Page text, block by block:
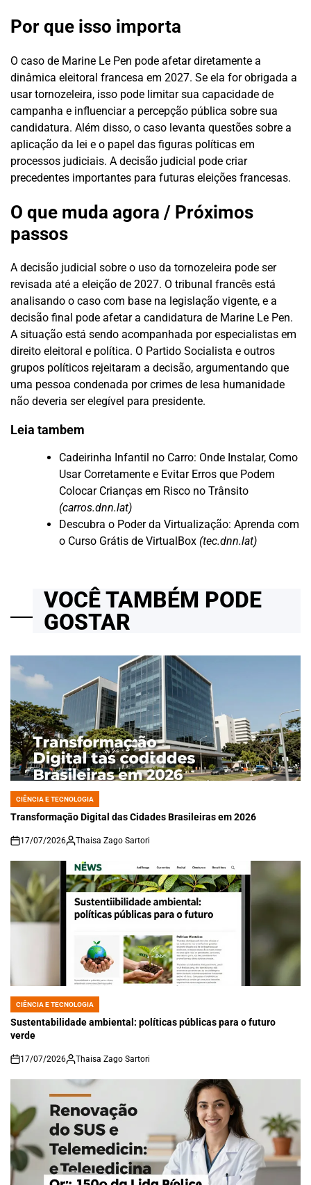
Por que isso importa
O caso de Marine Le Pen pode afetar diretamente a
dinâmica eleitoral francesa em 2027. Se ela for obrigada a
usar tornozeleira, isso pode limitar sua capacidade de
campanha e influenciar a percepção pública sobre sua
candidatura. Além disso, o caso levanta questões sobre a
aplicação da lei e o papel das figuras políticas em
processos judiciais. A decisão judicial pode criar
precedentes importantes para futuras eleições francesas.
O que muda agora / Próximos
passos
A decisão judicial sobre o uso da tornozeleira pode ser
revisada até a eleição de 2027. O tribunal francês está
analisando o caso com base na legislação vigente, e a
decisão final pode afetar a candidatura de Marine Le Pen.
A situação está sendo acompanhada por especialistas em
direito eleitoral e política. O Partido Socialista e outros
grupos políticos rejeitaram a decisão, argumentando que
uma pessoa condenada por crimes de lesa humanidade
não deveria ser elegível para presidente.
Leia tambem
Cadeirinha Infantil no Carro: Onde Instalar, Como
Usar Corretamente e Evitar Erros que Podem
Colocar Crianças em Risco no Trânsito
(carros.dnn.lat)
Descubra o Poder da Virtualização: Aprenda com
o Curso Grátis de VirtualBox (tec.dnn.lat)
VOCÊ TAMBÉM PODE
GOSTAR
POSTED
IN
CIÊNCIA E TECNOLOGIA
Transformação Digital das Cidades Brasileiras em 2026
on
17/07/2026 Thaisa Zago Sartori
POSTED
IN
CIÊNCIA E TECNOLOGIA
Sustentabilidade ambiental: políticas públicas para o futuro
verde
on
17/07/2026 Thaisa Zago Sartori